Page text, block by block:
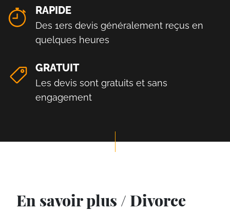
RAPIDE
Des 1ers devis généralement reçus en
quelques heures
GRATUIT
Les devis sont gratuits et sans
engagement
En savoir plus / Divorce